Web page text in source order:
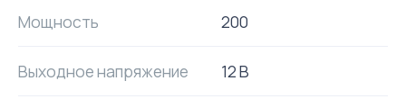
Мощность 200
Выходное напряжение 12 В